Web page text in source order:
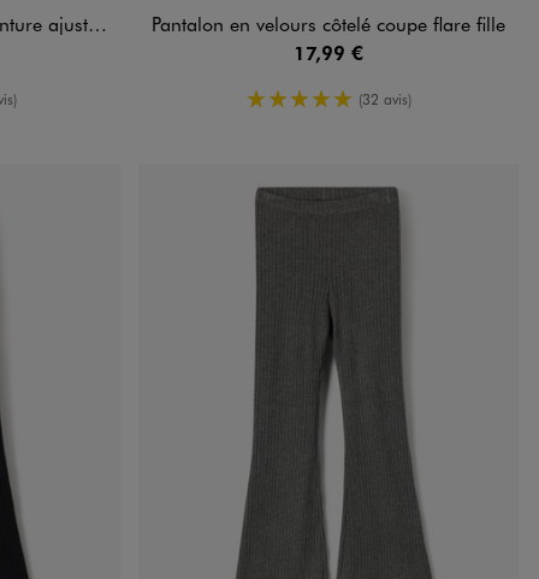
fille
Pantalon en velours côtelé coupe flare fille
17,99 €
5/5 de moyenne
(32 avis)